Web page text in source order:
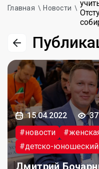
Главная Новости
15.04.2022
#новости
#детско-юношеский
Дмитрий